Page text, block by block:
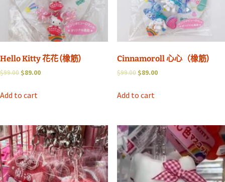
Hello Kitty 花花 (橡筋)
$99.00 $89.00
Add to cart
Cinnamoroll 心心（橡筋)
$99.00 $89.00
Add to cart